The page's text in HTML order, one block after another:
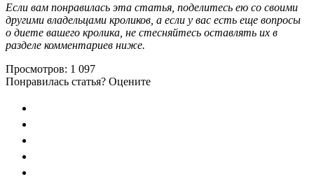
Если вам понравилась эта статья, поделитесь ею со своими
другими владельцами кроликов, а если у вас есть еще вопросы
о диете вашего кролика, не стесняйтесь оставлять их в
разделе комментариев ниже.
Просмотров: 1 097
Понравилась статья? Оцените